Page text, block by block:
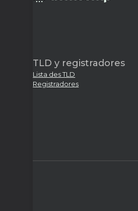
TLD y registradores
Lista des TLD
Registradores